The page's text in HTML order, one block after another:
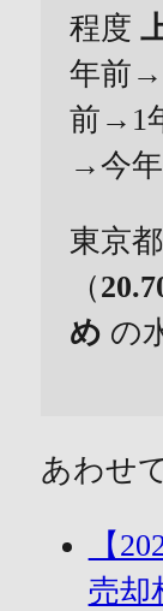
程度
年前
前→1
→今年
東京
（
め の
あわせ
【
売却